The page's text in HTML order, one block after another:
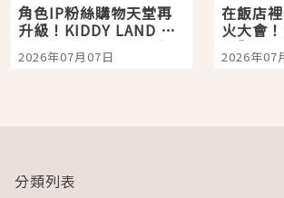
角色IP粉絲購物天堂再
升級！KIDDY LAND 原
宿店吉伊卡哇迎客，新
開幕 OMOKADO 店3分
2026年07月07日
在飯店
火大會
景觀飯
人擠人悠
2026年07
分類列表